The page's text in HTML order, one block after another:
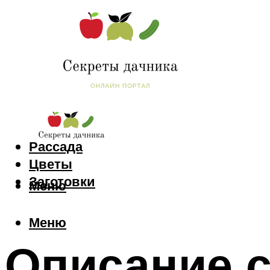
Сад и огород
Рассада
Цветы
Заготовки
Меню
Меню